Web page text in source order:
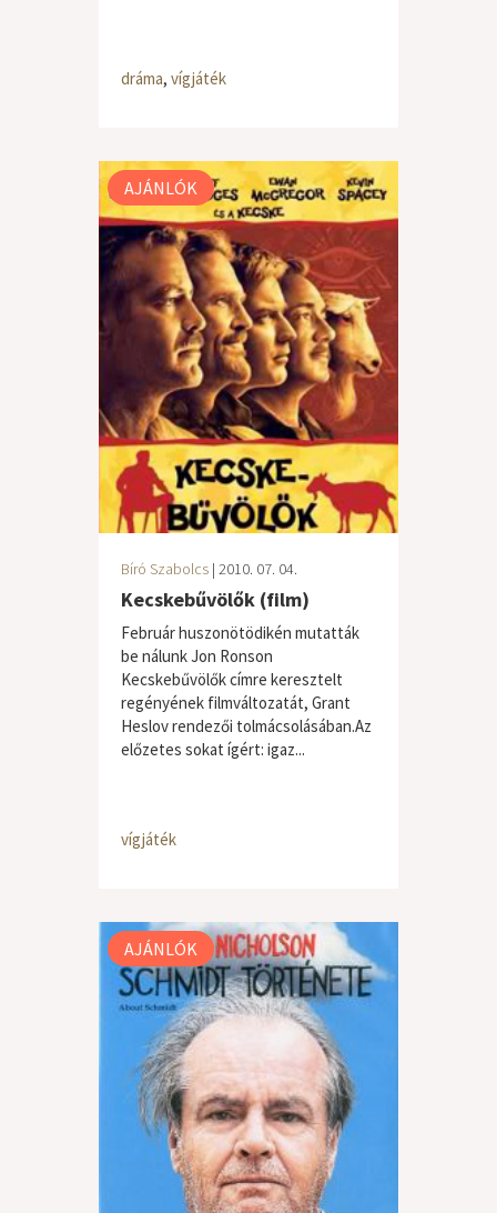
dráma, vígjáték
AJÁNLÓK
Bíró Szabolcs | 2010. 07. 04.
Kecskebűvölők (film)
Február huszonötödikén mutatták
be nálunk Jon Ronson
Kecskebűvölők címre keresztelt
regényének filmváltozatát, Grant
Heslov rendezői tolmácsolásában.Az
előzetes sokat ígért: igaz...
vígjáték
AJÁNLÓK